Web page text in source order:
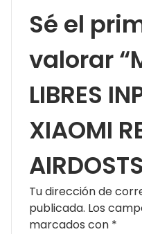
Sé el
valorar
LIBRES
XIAOMI
Tu dirección de
publicada. Los
marcados con *